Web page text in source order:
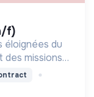
f)
éloignées du
missions
.